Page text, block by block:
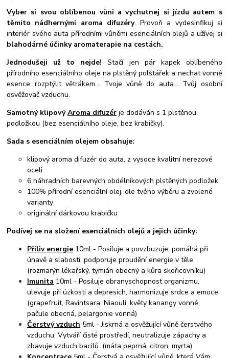
Vyber si svou oblíbenou vůni a vychutnej si jízdu autem s
těmito nádhernými aroma difuzéry. Provoň a vydesinfikuj si
interiér svého auta přírodními vůněmi esenciálních olejů a užívej si
blahodárné účinky aromaterapie na cestách.
Jednodušeji už to nejde!Stačí jen pár kapek oblíbeného
přírodního esenciálního oleje na plstěný polštářek a nechat vonné
esence rozptýlit větrákem... Tvoje vůně do auta... Tvůj osobní
osvěžovač vzduchu.
Samotný klipovýAroma difuzér je dodáván s 1 plstěnou
podložkou (bez esenciálního oleje, bez krabičky).
Sada s esenciálním olejem obsahuje:
klipový aroma difuzér do auta, z vysoce kvalitní nerezové
oceli
6 náhradních barevných obdélníkových plstěných podložek
100% přírodní esenciální olej, dle tvého výběru a zvolené
varianty
originální dárkovou krabičku
Podívej se na složení esenciálních olejů a jejich účinky:
Příliv energie 10ml - Posiluje a povzbuzuje, pomáhá při
únavě a slabosti, podporuje proudění energie v těle
(rozmarýn lékařský, tymián obecný a kůra skořicovníku)
Imunita 10ml - Posiluje obranyschopnost organizmu,
ulevuje při úzkosti a depresích, harmonizuje srdce a emoce
(grapefruit, Ravintsara, Niaouli, květy kanangy vonné,
pačule obecná, pelargonie vonná)
Čerstvý vzduch 5ml - Jiskrná a osvěžující vůně čerstvého
vzduchu. Vytváří čisté prostředí, neutralizuje zápachy a
zbavuje vzduch bacilů. (máta peprná, citron, myrta)